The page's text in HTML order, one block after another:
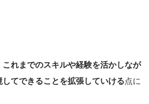
れまでのスキルや経験を活かしなが
てできることを拡張していける点に